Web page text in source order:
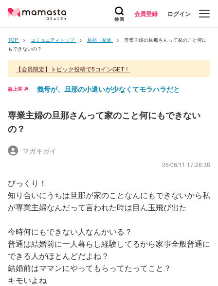
会員登録 ログイン
TOP コミュニティトップ 旦那・家族
専業主婦の旦那さんって家のこと何に
もできないの？
【会員限定】トピック投稿で5コインGET！
急上昇 義母が、旦那の小遣いが少なくてモラハラだと
専業主婦の旦那さんって家のこと何にもできない
の？
マガキガイ
26/06/11 17:28:38
びっくり！
知り合いにうちは旦那が家のことなんにもできないから私
が専業主婦なんだって言われた時は目ん玉飛び出た
今時何にもできない人なんかいる？
普通は結婚前に一人暮らし経験してるから家事全般普通に
できる人がほとんどだよね？
結婚前はママンにやってもらってたってこと？
キモいよね